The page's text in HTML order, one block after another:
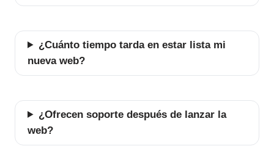
¿Cuánto tiempo tarda en estar lista mi
nueva web?
¿Ofrecen soporte después de lanzar la
web?